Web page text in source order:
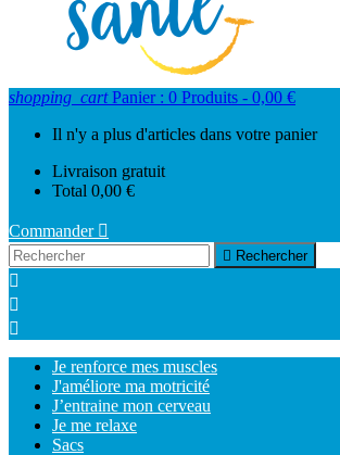
shopping_cart Panier : 0 Produits - 0,00 €
Il n'y a plus d'articles dans votre panier
Livraison gratuit
Total 0,00 €
Commander 
 Rechercher



Je renforce mes muscles
J'améliore ma motricité
J’entraine mon cerveau
Je me relaxe
Sacs